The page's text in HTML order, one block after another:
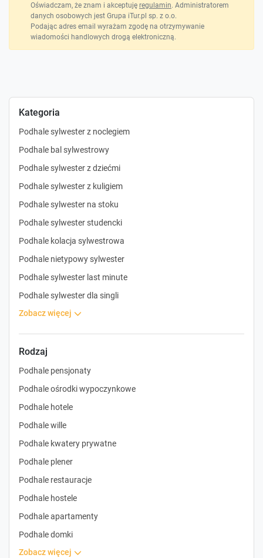
Kategoria
Podhale sylwester z noclegiem
Podhale bal sylwestrowy
Podhale sylwester z dziećmi
Podhale sylwester z kuligiem
Podhale sylwester na stoku
Podhale sylwester studencki
Podhale kolacja sylwestrowa
Podhale nietypowy sylwester
Podhale sylwester last minute
Podhale sylwester dla singli
zobacz więcej
Rodzaj
Podhale pensjonaty
Podhale ośrodki wypoczynkowe
Podhale hotele
Podhale wille
Podhale kwatery prywatne
Podhale plener
Podhale restauracje
Podhale hostele
Podhale apartamenty
Podhale domki
zobacz więcej
Oświadczam, że znam i akceptuję regulamin. Administratorem
danych osobowych jest Grupa iTur.pl sp. z o.o.
Podając adres email wyrażam zgodę na otrzymywanie
wiadomości handlowych drogą elektroniczną.